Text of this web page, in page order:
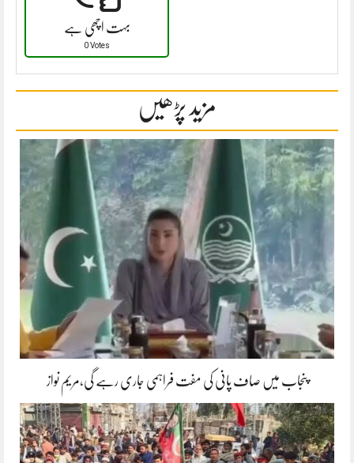
بہت اچھی ہے
0 Votes
مزید پڑھیں
پنجاب میں صاف پانی کی مفت فراہمی جاری رہے گی،مریم نواز